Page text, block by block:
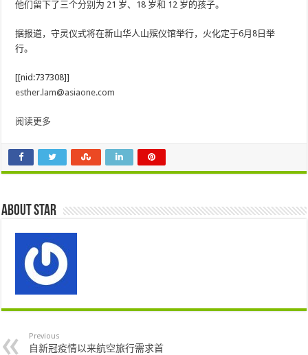
他们留下了三个分别为 21 岁、18 岁和 12 岁的孩子。
据报道，守灵仪式将在新山华人山殡仪馆举行，火化定于6月8日举
行。
[[nid:737308]]
esther.lam@asiaone.com
阅读更多
About star
Previous
自新冠疫情以来航空旅行需求首